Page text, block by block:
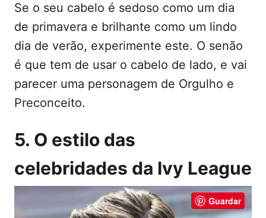
Se o seu cabelo é sedoso como um dia
de primavera e brilhante como um lindo
dia de verão, experimente este. O senão
é que tem de usar o cabelo de lado, e vai
parecer uma personagem de Orgulho e
Preconceito.
5. O estilo das
celebridades da Ivy League
Guardar